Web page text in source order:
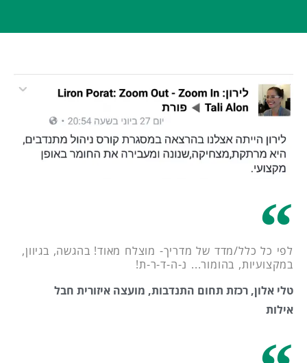
לפי כל כלל/מדד של מדריך- מוצלח מאוד! בהגשה, בגיוון,
במקצועיות, בהומור... נ-ה-ד-ר-ת!
טלי אלון, רכזת תחום התנדבות, מועצה איזורית חבל
אילות